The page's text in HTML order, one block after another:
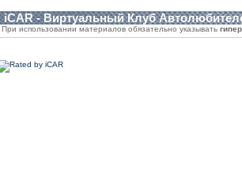
iCAR - Виртуальный Клуб
При использовании материалов обязательно указывать